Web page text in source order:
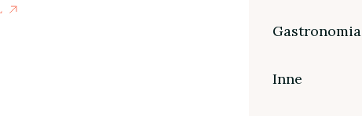
Gastronomia
Inne